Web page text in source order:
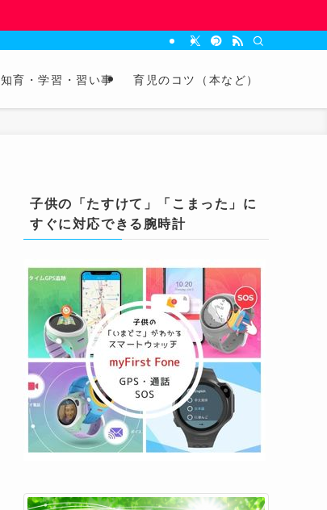
知育・学習・習い事 育児のコツ（本など）
子供の「たすけて」「こまった」に
すぐに対応できる腕時計